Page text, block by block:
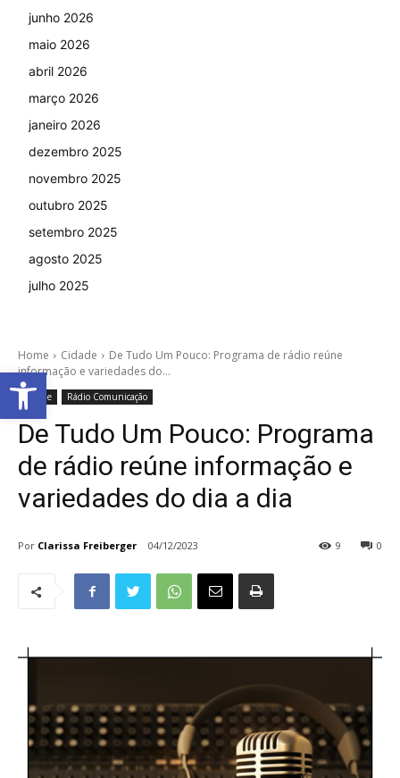
junho 2026
maio 2026
abril 2026
março 2026
janeiro 2026
dezembro 2025
novembro 2025
outubro 2025
setembro 2025
agosto 2025
julho 2025